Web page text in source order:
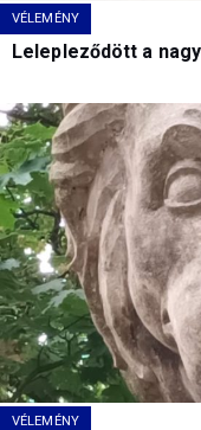
VÉLEMÉNY
Lelepleződött a
VÉLEMÉNY